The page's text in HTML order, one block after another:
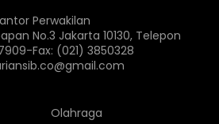
Perwakilan
No.3 Jakarta 10130, Telepon
Fax: (021) 3850328
Olahraga